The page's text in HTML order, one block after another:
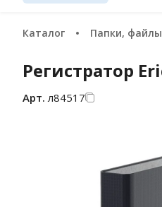
Каталог Папки,
Регистратор
Арт. л84517